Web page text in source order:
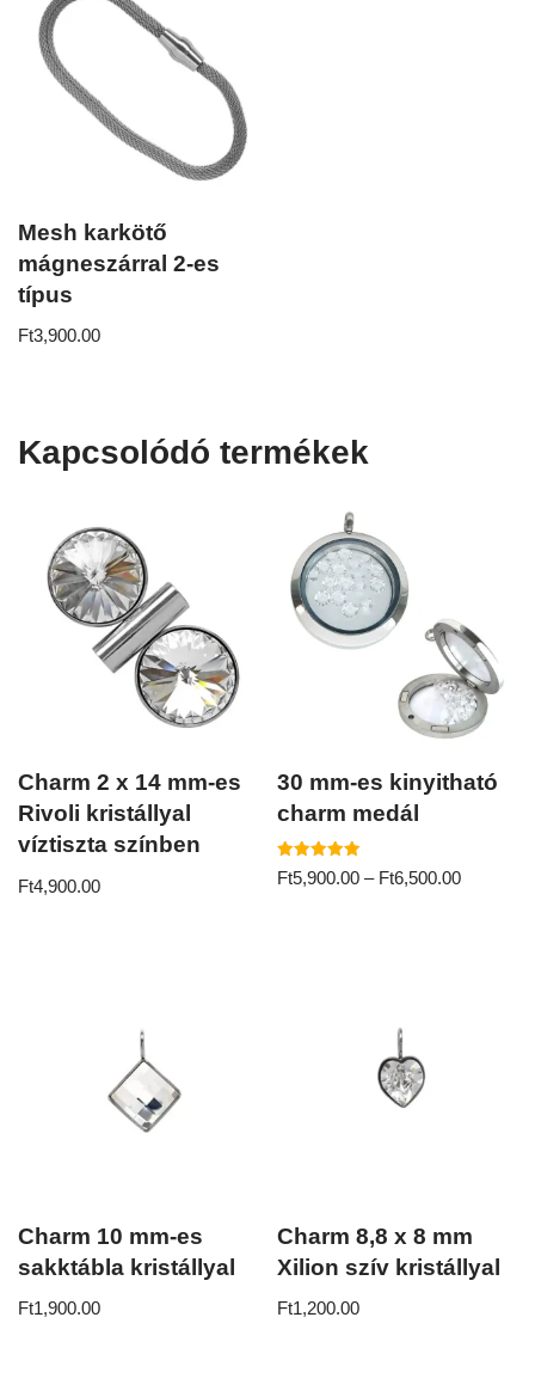
Mesh karkötő
mágneszárral 2-es
típus
Ft3,900.00
Kapcsolódó termékek
Charm 2 x 14 mm-es
Rivoli kristállyal
víztiszta színben
Ft4,900.00
30 mm-es kinyitható
charm medál
Értékelés:
5.00
Ft5,900.00 – Ft6,500.00
Charm 10 mm-es
sakktábla kristállyal
Ft1,900.00
Charm 8,8 x 8 mm
Xilion szív kristállyal
Ft1,200.00